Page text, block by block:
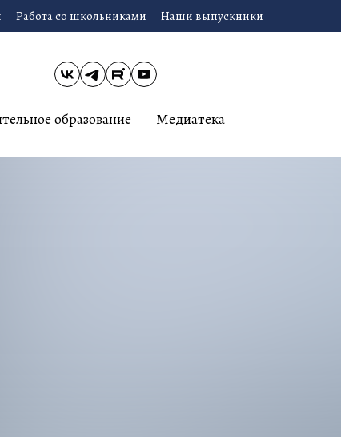
Работа со школьниками Наши выпускники
образование
Медиатека